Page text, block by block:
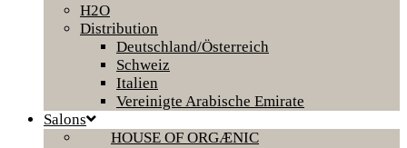
H2O
Distribution
Deutschland/Österreich
Schweiz
Italien
Vereinigte Arabische Emirate
Salons
HOUSE OF ORGÆNIC